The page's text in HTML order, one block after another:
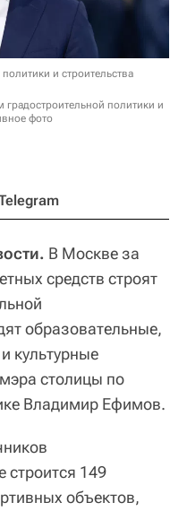
и строительства
политики и
фото
В Москве за
средств строят
образовательные,
культурные
столицы по
Владимир Ефимов.
строится 149
объектов,